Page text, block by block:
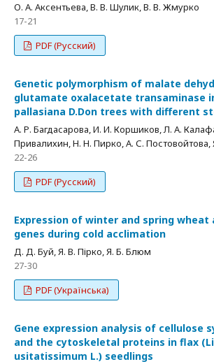
О. А. Аксентьева, В. В. Шулик, В. В. Жмурко
17-21
PDF (Русский)
Genetic polymorphism of malate
glutamate oxalacetate transaminase
pallasiana D.Don trees with different
А. Р. Багдасарова, И. И. Коршиков, Л. А.
Привалихин, Н. Н. Пирко, А. С. Постовойтова,
22-26
PDF (Русский)
Expression of winter and spring wheat
genes during cold acclimation
Д. Д. Буй, Я. В. Пірко, Я. Б. Блюм
27-30
PDF (Українська)
Gene expression analysis of cellulose
and the cytoskeletal proteins in flax
usitatissimum L.) seedlings